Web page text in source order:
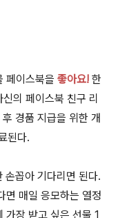
페이스북을 좋아요! 한
의 페이스북 친구 리
경품 지급을 위한 개
된다.
손꼽아 기다리면 된다.
면 매일 응모하는 열정
가장 받고 싶은 선물 1